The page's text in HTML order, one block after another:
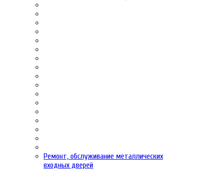
Ремонт, обслуживание металлических
входных дверей